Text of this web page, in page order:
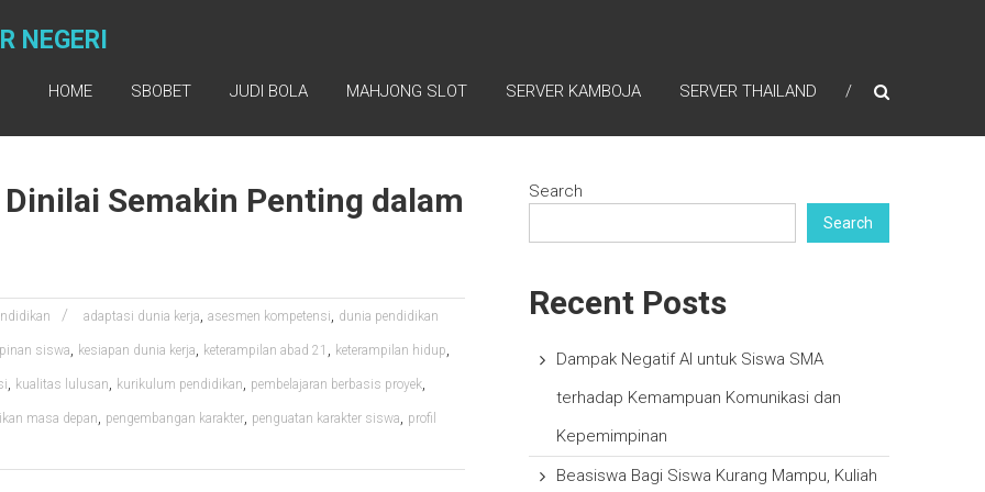
NEGERI
HOME SBOBET JUDI BOLA MAHJONG SLOT SERVER KAMBOJA SERVER THAILAND
Semakin Penting dalam
adaptasi dunia kerja, asesmen kompetensi, dunia pendidikan
siswa, kesiapan dunia kerja, keterampilan abad 21 , keterampilan hidup,
, kualitas lulusan, kurikulum pendidikan, pembelajaran berbasis proyek,
masa depan, pengembangan karakter, penguatan karakter siswa, profil
Search
Search
Recent Posts
Dampak Negatif AI untuk Siswa SMA
terhadap Kemampuan Komunikasi dan
Kepemimpinan
Beasiswa Bagi Siswa Kurang Mampu, Kuliah